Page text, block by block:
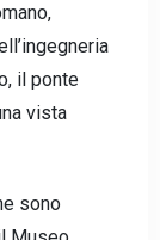
il ponte
vista
sono